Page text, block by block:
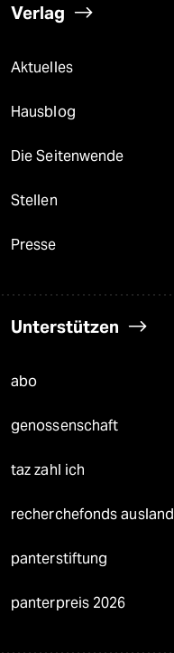
Verlag
Aktuelles
Hausblog
Die Seitenwende
Stellen
Presse
Unterstützen
abo
genossenschaft
taz zahl ich
recherchefonds ausland
panterstiftung
panterpreis 2026